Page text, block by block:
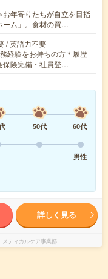
年寄りたちが自立を目指
ーム」。食材の買…
/ 英語力不要
経験をお持ちの方＊履歴
険完備・社員登…
50代
60代
男性
詳しく見る
ディカルケア事業部